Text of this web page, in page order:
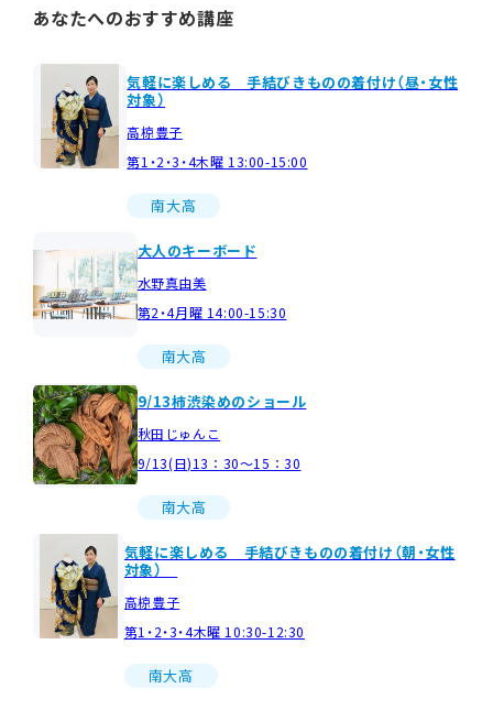
あなたへのおすすめ講座
気軽に楽しめる 手結びきものの着付け（昼・女性
対象）
高椋豊子
第1・2・3・4木曜 13:00-15:00
南大高
大人のキーボード
水野真由美
第2・4月曜 14:00-15:30
南大高
9/13柿渋染めのショール
秋田じゅんこ
9/13(日)13：30～15：30
南大高
気軽に楽しめる 手結びきものの着付け（朝・女性
対象）
高椋豊子
第1・2・3・4木曜 10:30-12:30
南大高